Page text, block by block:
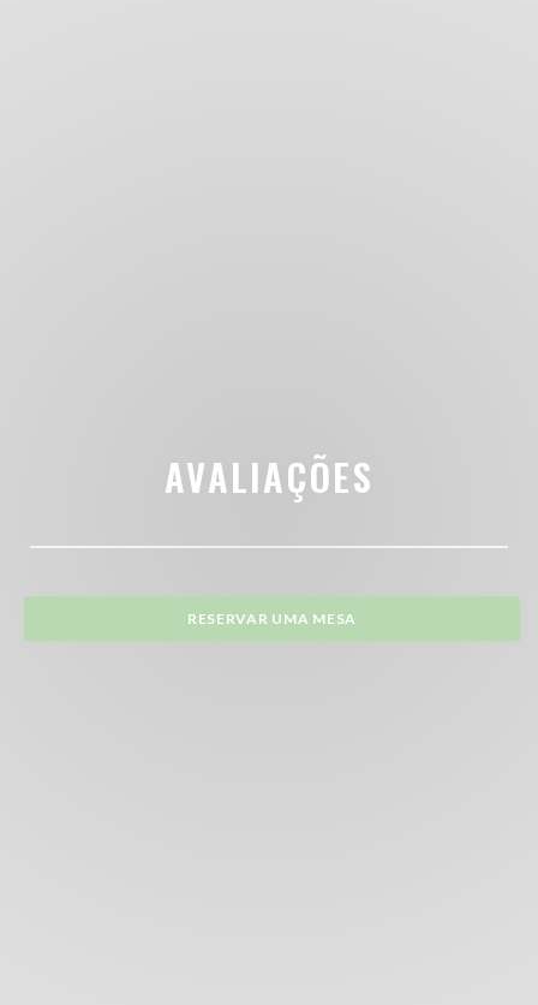
AVALIAÇÕES
RESERVAR UMA MESA